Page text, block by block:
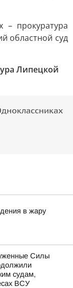
– прокуратура
областной суд
Липецкой
в жару
Силы
судам,
ВСУ